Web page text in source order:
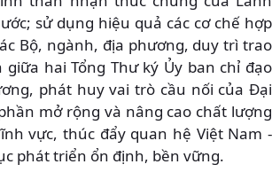
sử dụng hiệu quả các cơ chế hợp
Bộ, ngành, địa phương, duy trì trao
hai Tổng Thư ký Ủy ban chỉ đạo
phát huy vai trò cầu nối của Đại
mở rộng và nâng cao chất lượng
vực, thúc đẩy quan hệ Việt Nam -
phát triển ổn định, bền vững.